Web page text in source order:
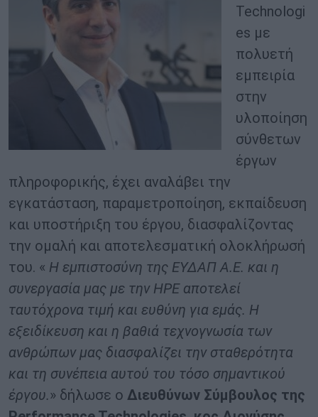
Technologi
es με
πολυετή
εμπειρία
στην
υλοποίηση
σύνθετων
έργων
πληροφορικής, έχει αναλάβει την
εγκατάσταση, παραμετροποίηση, εκπαίδευση
και υποστήριξη του έργου, διασφαλίζοντας
την ομαλή και αποτελεσματική ολοκλήρωσή
του. « Η εμπιστοσύνη της ΕΥΔΑΠ Α.Ε. και η
συνεργασία μας με την HPEαποτελεί
ταυτόχρονα τιμή και ευθύνη για εμάς. Η
εξειδίκευση και η βαθιά τεχνογνωσία των
ανθρώπων μας διασφαλίζει την σταθερότητα
και τη συνέπεια αυτού του τόσο σημαντικού
έργου.» δήλωσε ο Διευθύνων Σύμβουλος της